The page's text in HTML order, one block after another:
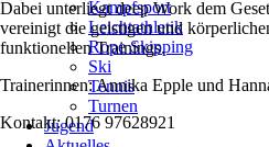
Kampfsport
Leichtathletik
Rope Skipping
Ski
Tennis
Turnen
Jugend
Dabei unterliegt deep Work dem
vereinigt die geistigen und
funktionellen Trainings.
Trainerinnen: Annika Epple und
Kontakt: 0176 97628921